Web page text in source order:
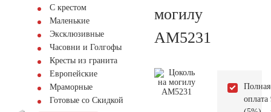
С крестом
Маленькие
Эксклюзивные
Часовни и Голгофы
Кресты из гранита
Европейские
Мраморные
Готовые со Скидкой
могилу
AM5231
Полная
оплата